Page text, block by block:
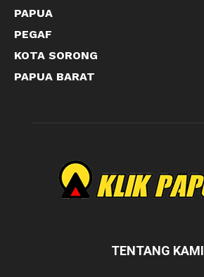
PAPUA
PEGAF
KOTA SORONG
PAPUA BARAT
TENTANG KAMI